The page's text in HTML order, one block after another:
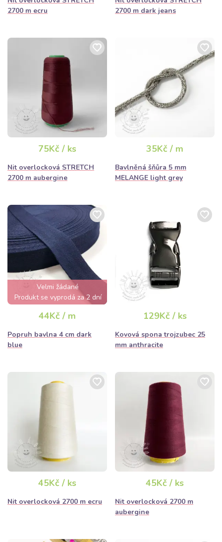
2700 m ecru
2700 m dark jeans
75Kč / ks
Nit overlocková STRETCH
2700 m aubergine
35Kč / m
Bavlněná šňůra 5 mm
MELANGE light grey
Velmi žádané
Produkt se vyprodá za 2 dní
44Kč / m
Popruh bavlna 4 cm dark
blue
129Kč / ks
Kovová spona trojzubec 25
mm anthracite
45Kč / ks
Nit overlocková 2700 m ecru
45Kč / ks
Nit overlocková 2700 m
aubergine